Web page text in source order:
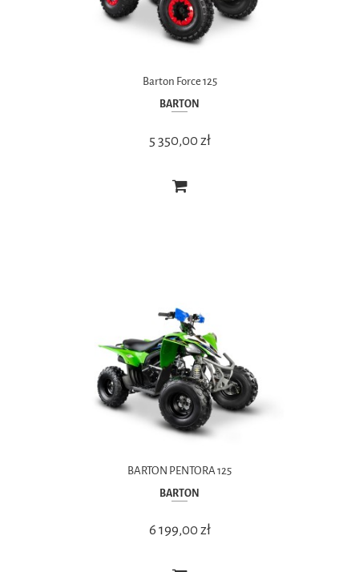
Barton Force 125
BARTON
5 350,00 zł
BARTON PENTORA 125
BARTON
6 199,00 zł